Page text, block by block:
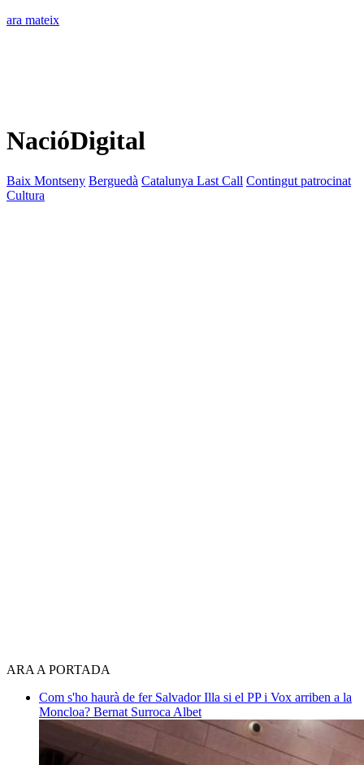
ara mateix
NacióDigital
Baix Montseny Berguedà Catalunya Last Call Contingut patrocinat
Cultura
ARA A PORTADA
Com s'ho haurà de fer Salvador Illa si el PP i Vox arriben a la
Moncloa? Bernat Surroca Albet